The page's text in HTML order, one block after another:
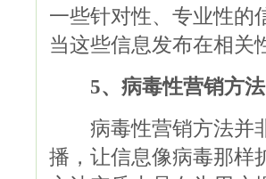
一些针对性、专业性的
当这些信息发布在相关
5、病毒性营销方法
病毒性营销方法并非
播，让信息像病毒那样